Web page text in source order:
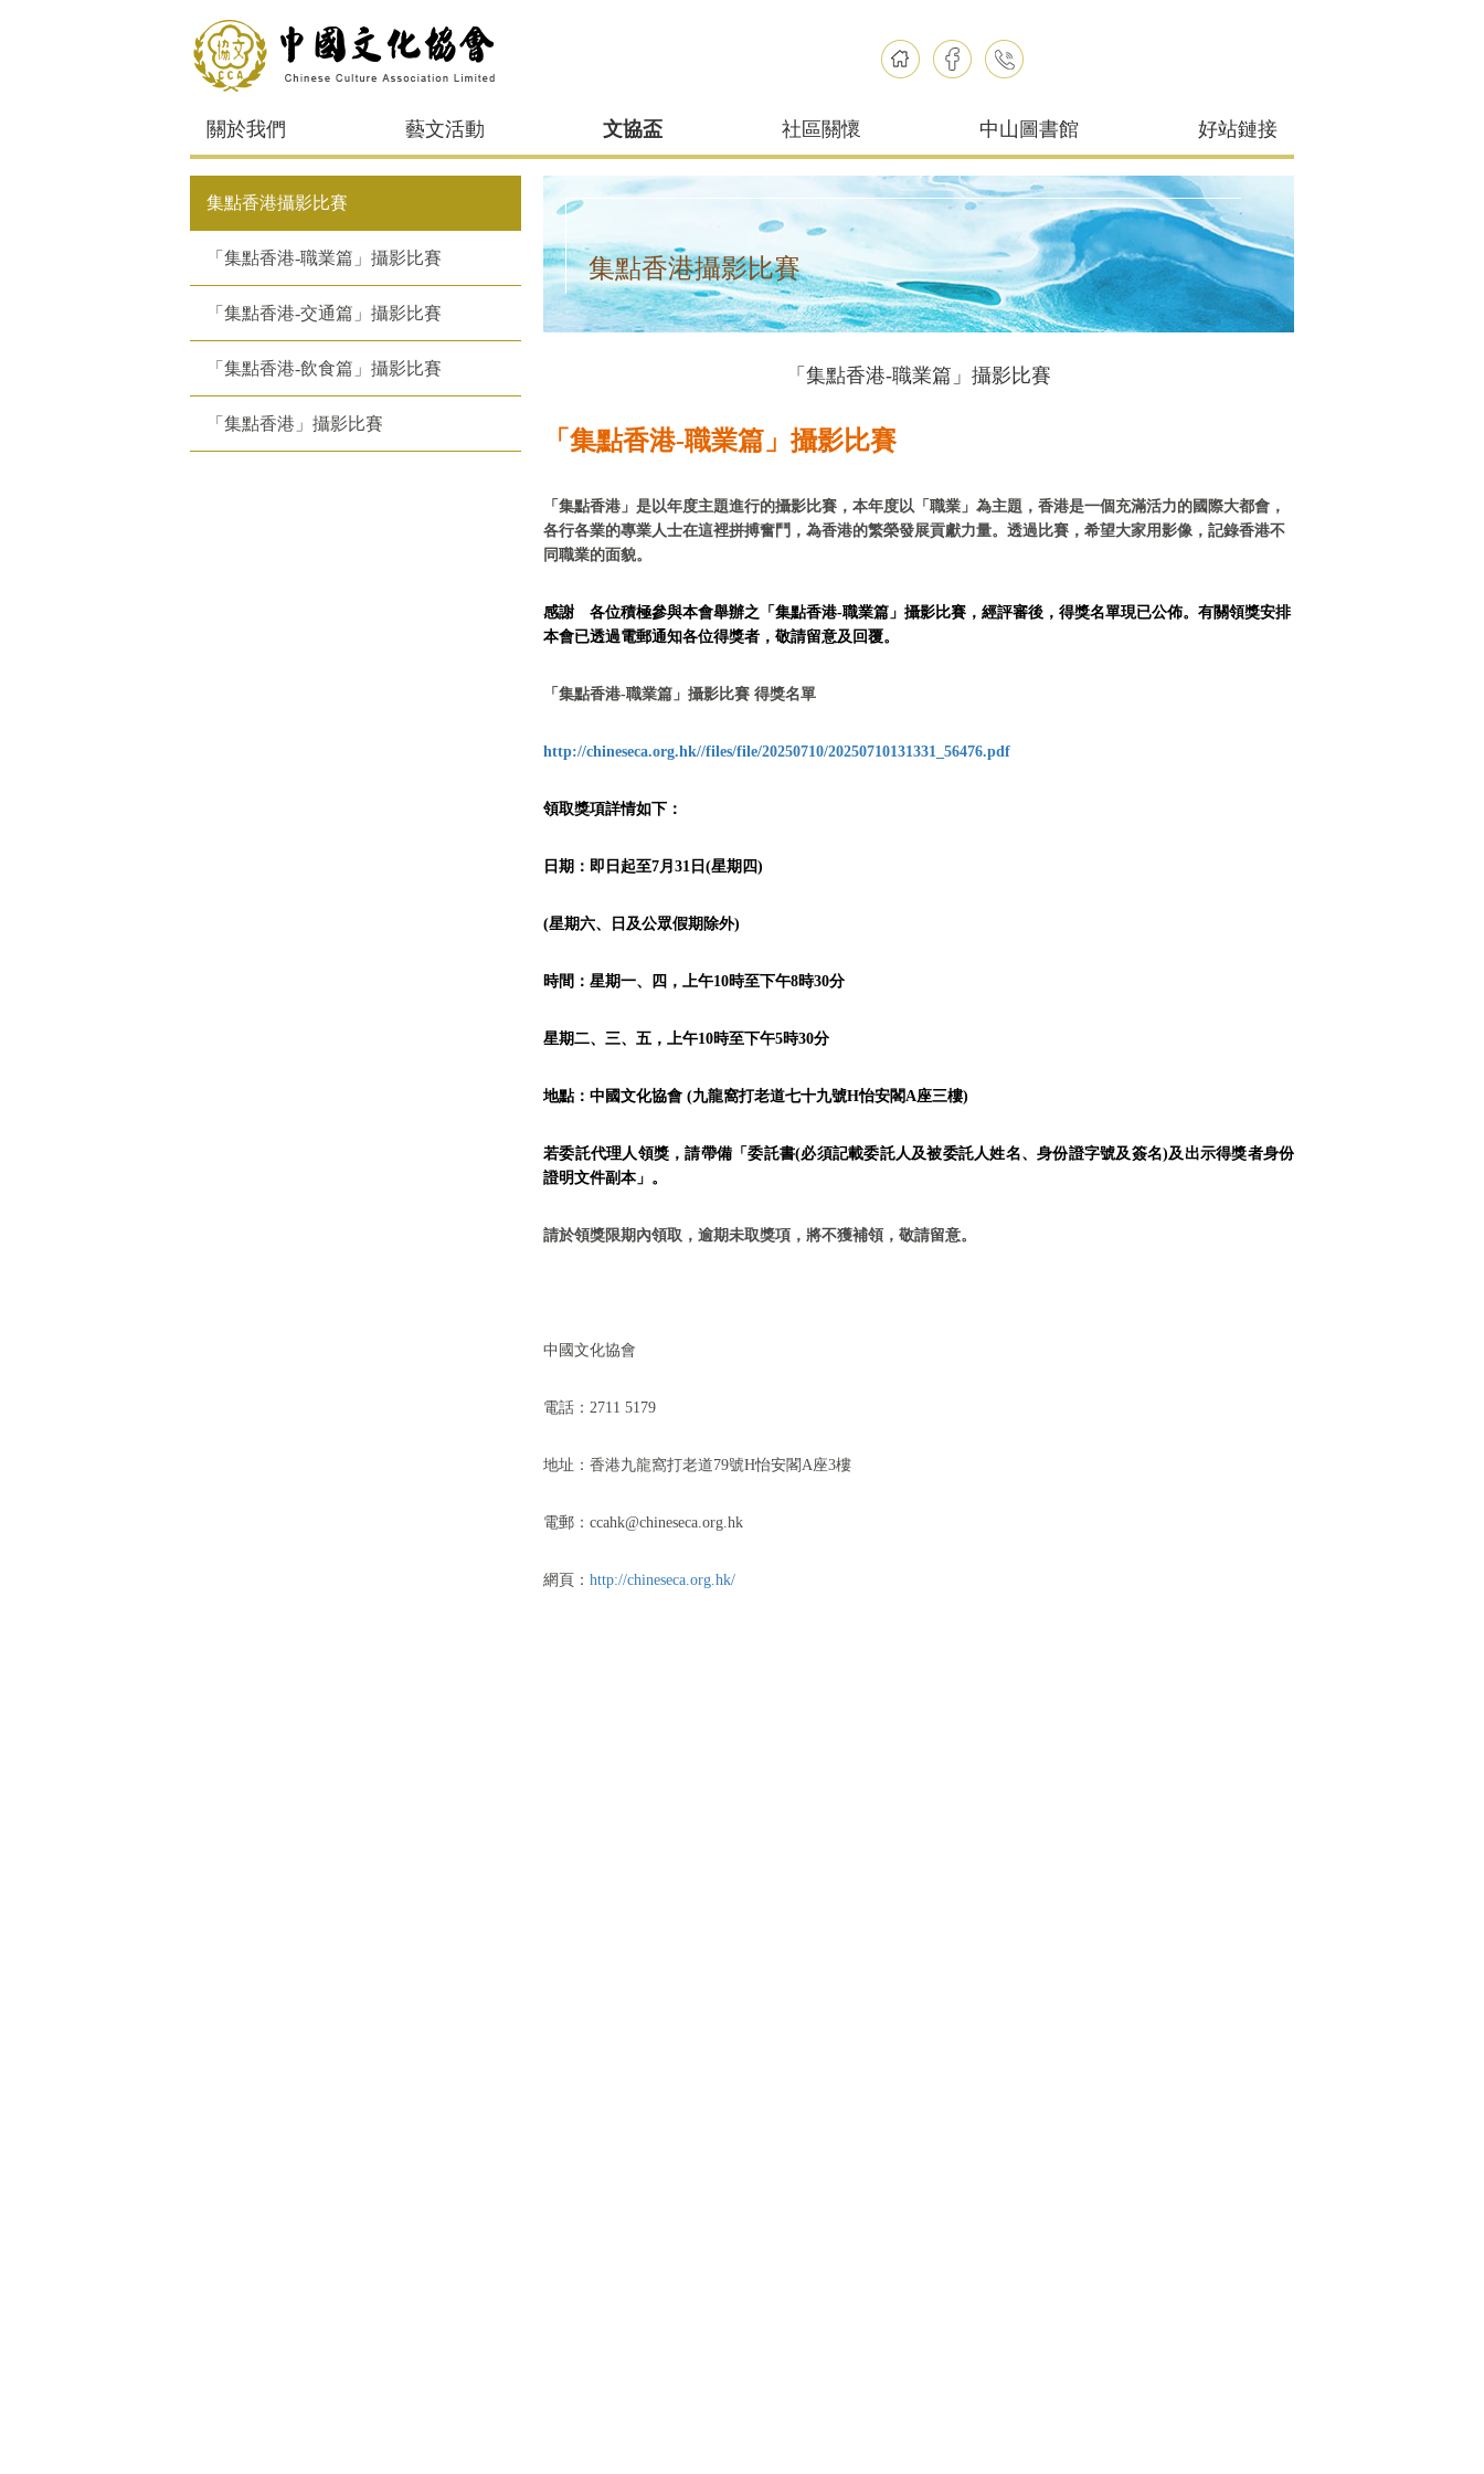
關於我們 藝文活動 文協盃 社區關懷 中山圖書館 好站鏈接
集點香港攝影比賽
「集點香港-職業篇」攝影比賽
「集點香港-交通篇」攝影比賽
「集點香港-飲食篇」攝影比賽
「集點香港」攝影比賽
集點香港攝影比賽
「集點香港-職業篇」攝影比賽
「集點香港-職業篇」攝影比賽
「集點香港」是以年度主題進行的攝影比賽，本年度以「職業」為主題，香港是一個充滿活力的國際大都會，
各行各業的專業人士在這裡拼搏奮鬥，為香港的繁榮發展貢獻力量。透過比賽，希望大家用影像，記錄香港不
同職業的面貌。
感謝 各位積極參與本會舉辦之「集點香港-職業篇 」攝影比賽，經評審後， 得獎名單現已公佈。 有關領獎安排
本會已透過電郵通知各位得獎者，敬請留意及回覆。
「集點香港-職業篇 」攝影比賽 得獎名單
http://chineseca.org.hk//files/file/20250710/20250710131331_56476.pdf
領取獎項詳情如下：
日期：即日起至7月31日(星期四)
(星期六、日及公眾假期除外)
時間：星期一、四，上午10時至下午8時30分
星期二、三、五，上午10時至下午5時30分
地點：中國文化協會 (九龍窩打老道七十九號H怡安閣A座三樓)
若委託代理人領獎，請帶備「委託書(必須記載委託人及被委託人姓名、身份證字號及簽名)及出示得獎者身份
證明文件副本」。
請於領獎限期內領取，逾期未取獎項，將不獲補領，敬請留意。
中國文化協會
電話： 2711 5179
地址：香港九龍窩打老道79號H怡安閣 A座3樓
電郵： ccahk@chineseca.org.hk
網頁： http://chineseca.org.hk/